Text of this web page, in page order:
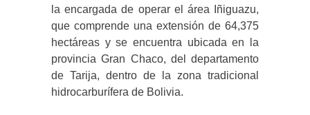
la encargada de operar el área Iñiguazu,
que comprende una extensión de 64,375
hectáreas y se encuentra ubicada en la
provincia Gran Chaco, del departamento
de Tarija, dentro de la zona tradicional
hidrocarburífera de Bolivia.